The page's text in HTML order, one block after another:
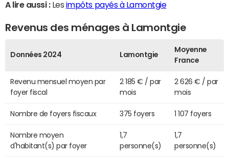
A lire aussi :Les impôts payés à Lamontgie
Revenus des ménages à Lamontgie
Données 2024 Lamontgie
Moyenne
France
Revenu mensuel moyen par
foyer fiscal
2 185 € / par
mois
2 626 € / par
mois
Nombre de foyers fiscaux 375 foyers 1 107 foyers
Nombre moyen
d'habitant(s) par foyer
1,7
personne(s)
1,7
personne(s)